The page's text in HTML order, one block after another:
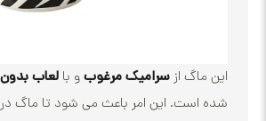
سرامیک مرغوبو بالعاب بدون سربساخته
این امر باعث می شود تا ماگ در برابر حرارت و